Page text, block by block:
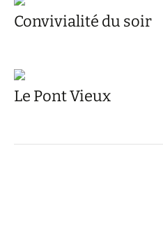
Convivialité du soir
Le Pont Vieux